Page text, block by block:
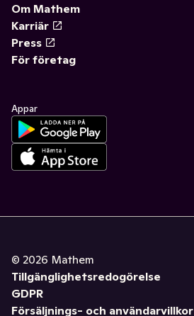
Om Mathem
Karriär
Press
För företag
Appar
© 2026 Mathem
Tillgänglighetsredogörelse
GDPR
Försäljnings- och användarvillkor